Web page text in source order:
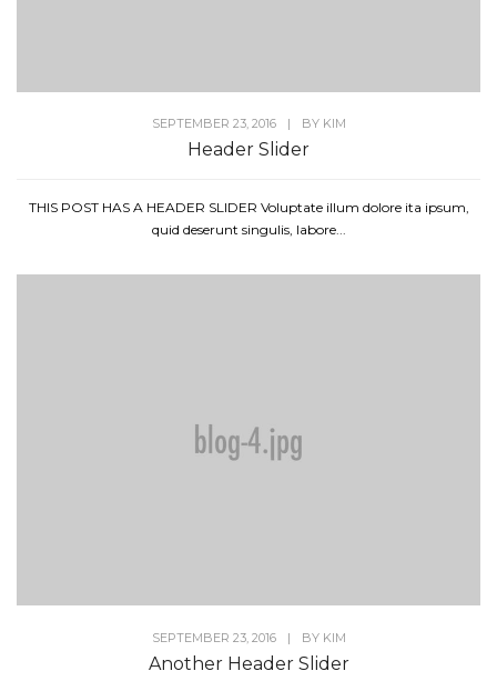
SEPTEMBER 23, 2016 | BY KIM
Header Slider
THIS POST HAS A HEADER SLIDER Voluptate illum dolore ita ipsum,
quid deserunt singulis, labore...
SEPTEMBER 23, 2016 | BY KIM
Another Header Slider